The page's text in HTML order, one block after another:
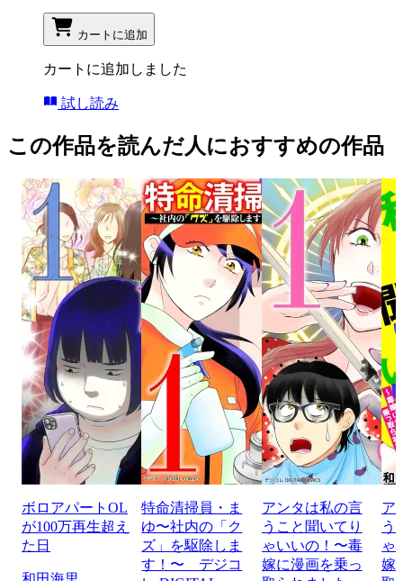
カートに追加
カートに追加しました
試し読み
この作品を読んだ人におすすめの作品
ボロアパートOL
が100万再生超え
た日
特命清掃員・ま
ゆ〜社内の「ク
ズ」を駆除しま
す！〜 デジコ
アンタは私の言
うこと聞いてり
ゃいいの！〜毒
嫁に漫画を乗っ
ア
う
ゃ
嫁